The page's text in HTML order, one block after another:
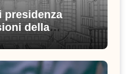
presidenza
della